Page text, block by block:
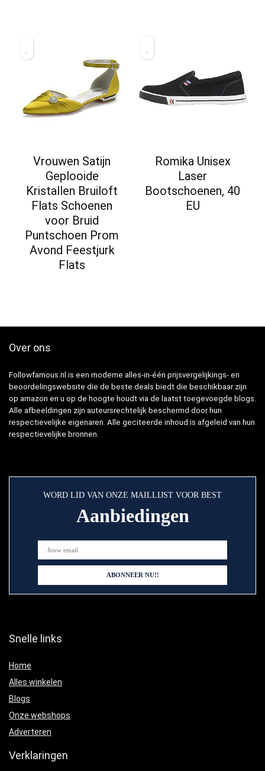
Vrouwen Satijn
Geplooide
Kristallen Bruiloft
Flats Schoenen
voor Bruid
Puntschoen Prom
Avond Feestjurk
Flats
Romika Unisex
Laser
Bootschoenen, 40
EU
Over ons
Followfamous.nl is een moderne alles-in-één prijsvergelijkings- en
beoordelingswebsite die de beste deals biedt die beschikbaar zijn
op amazon en u op de hoogte houdt via de laatst toegevoegde blogs.
Alle afbeeldingen zijn auteursrechtelijk beschermd door hun
respectievelijke eigenaren. Alle geciteerde inhoud is afgeleid van hun
respectievelijke bronnen.
WORD LID VAN ONZE MAILLIJST VOOR BEST
Aanbiedingen
Snelle links
Home
Alles winkelen
Blogs
Onze webshops
Adverteren
Verklaringen